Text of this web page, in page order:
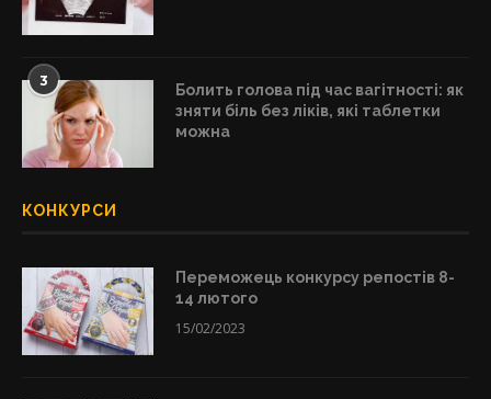
3
Болить голова під час вагітності: як
зняти біль без ліків, які таблетки
можна
КОНКУРСИ
Переможець конкурсу репостів 8-
14 лютого
15/02/2023